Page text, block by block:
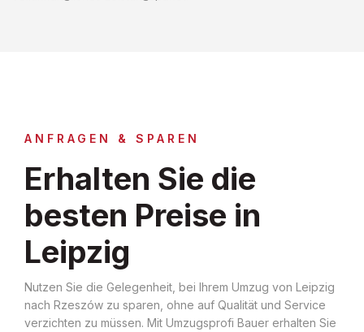
ANFRAGEN & SPAREN
Erhalten Sie die
besten Preise in
Leipzig
Nutzen Sie die Gelegenheit, bei Ihrem Umzug von Leipzig
nach Rzeszów zu sparen, ohne auf Qualität und Service
verzichten zu müssen. Mit Umzugsprofi Bauer erhalten Sie